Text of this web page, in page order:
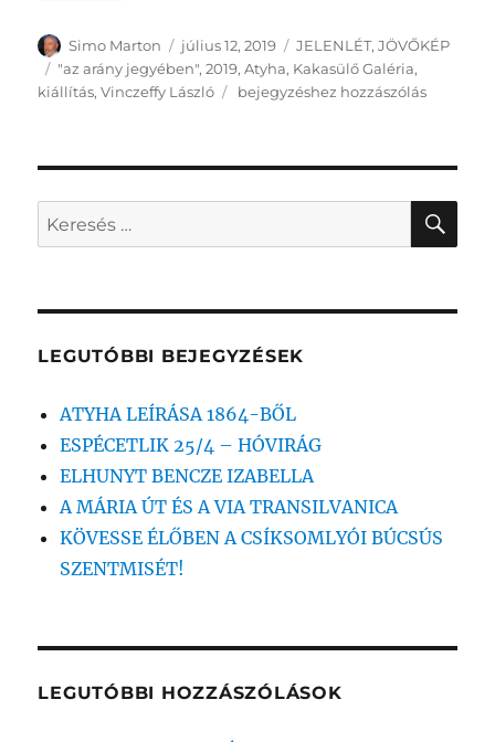
Szerző
Simo Marton Közzétéve
július 12, 2019 Kategória
JELENLÉT,JÖVŐKÉP
Címke
"az arány jegyében",2019,Atyha, Kakasülő Galéria,
kiállítás,Vinczeffy László
KAKASÜLŐ
válasza
FRISSÍTVE!
bejegyzéshez hozzászólás
Keresés
a
kifejezésre:
LEGUTÓBBI BEJEGYZÉSEK
ATYHA LEÍRÁSA 1864-BŐL
ESPÉCETLIK 25/4 – HÓVIRÁG
ELHUNYT BENCZE IZABELLA
A MÁRIA ÚT ÉS A VIA TRANSILVANICA
KÖVESSE ÉLŐBEN A CSÍKSOMLYÓI BÚCSÚS
SZENTMISÉT!
LEGUTÓBBI HOZZÁSZÓLÁSOK